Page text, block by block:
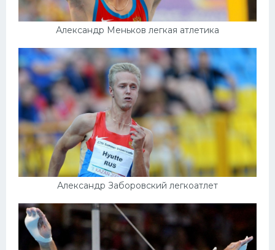
Александр Меньков легкая атлетика
Александр Заборовский легкоатлет